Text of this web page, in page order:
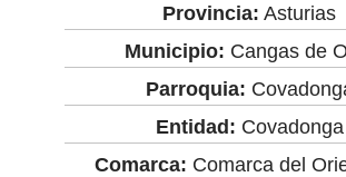
Provincia: Asturias
Municipio: Cangas de
Parroquia:
Entidad: Covadonga
Comarca: Comarca del